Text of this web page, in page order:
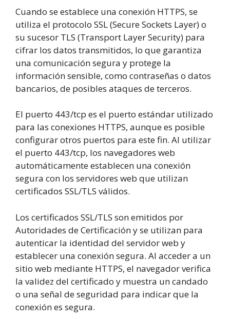
Cuando se establece una conexión HTTPS, se
utiliza el protocolo SSL (Secure Sockets Layer) o
su sucesor TLS (Transport Layer Security) para
cifrar los datos transmitidos, lo que garantiza
una comunicación segura y protege la
información sensible, como contraseñas o datos
bancarios, de posibles ataques de terceros.
El puerto 443/tcp es el puerto estándar utilizado
para las conexiones HTTPS, aunque es posible
configurar otros puertos para este fin. Al utilizar
el puerto 443/tcp, los navegadores web
automáticamente establecen una conexión
segura con los servidores web que utilizan
certificados SSL/TLS válidos.
Los certificados SSL/TLS son emitidos por
Autoridades de Certificación y se utilizan para
autenticar la identidad del servidor web y
establecer una conexión segura. Al acceder a un
sitio web mediante HTTPS, el navegador verifica
la validez del certificado y muestra un candado
o una señal de seguridad para indicar que la
conexión es segura.